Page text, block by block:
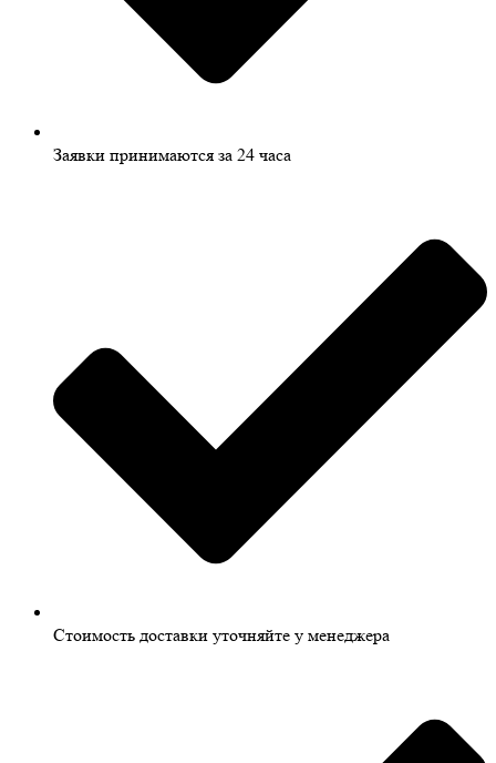
Заявки принимаются за 24 часа
Стоимость доставки уточняйте у менеджера